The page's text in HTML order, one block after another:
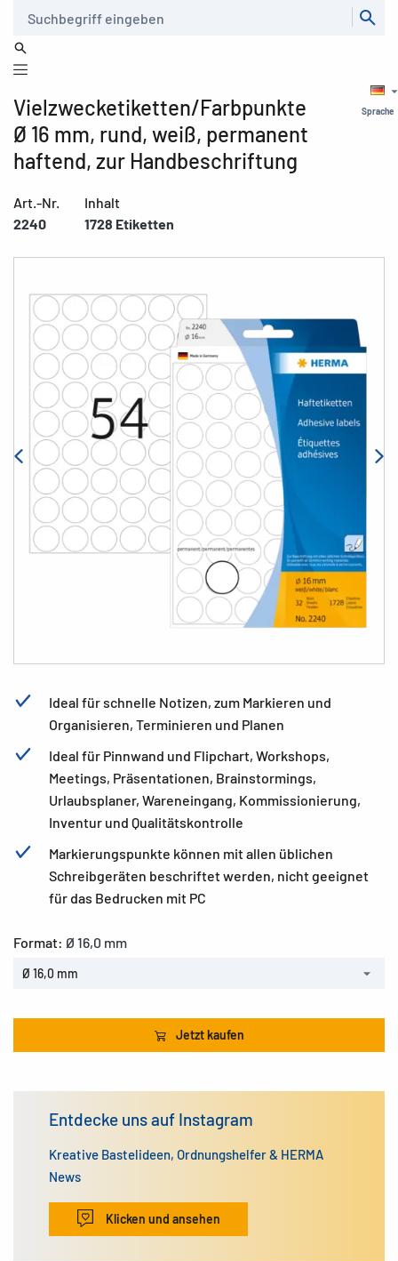
Sprache
Vielzwecketiketten/Farbpunkte
Ø 16 mm, rund, weiß, permanent
haftend, zur Handbeschriftung
Art.-Nr.
2240
Inhalt
1728 Etiketten
Ideal für schnelle Notizen, zum Markieren und
Organisieren, Terminieren und Planen
Ideal für Pinnwand und Flipchart, Workshops,
Meetings, Präsentationen, Brainstormings,
Urlaubsplaner, Wareneingang, Kommissionierung,
Inventur und Qualitätskontrolle
Markierungspunkte können mit allen üblichen
Schreibgeräten beschriftet werden, nicht geeignet
für das Bedrucken mit PC
Format: Ø 16,0 mm
Ø 16,0 mm
Jetzt kaufen
Entdecke uns auf Instagram
Kreative Bastelideen, Ordnungshelfer & HERMA
News
Klicken und ansehen